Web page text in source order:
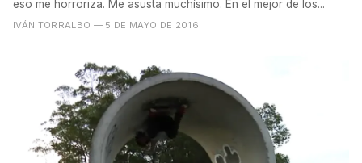
eso me horroriza. Me asusta muchísimo. En el mejor de los...
IVÁN TORRALBO — 5 DE MAYO DE 2016